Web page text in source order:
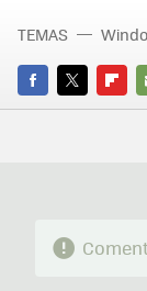
FACEBOOK
TWITTER
TEMAS